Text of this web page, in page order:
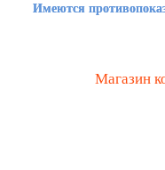
Имеются
Магазин